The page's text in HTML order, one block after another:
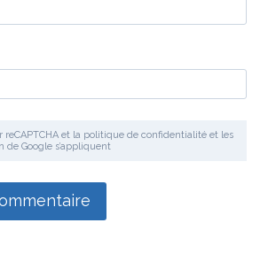
reCAPTCHA et la politique de confidentialité et les
de Google s’appliquent